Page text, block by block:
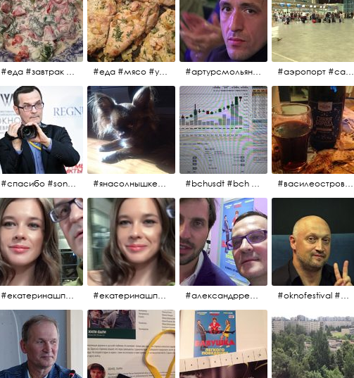
#еда #завтрак #витамины #помидоры #укроп #огурцы #сметана #салат #еда #мясо #утро #завтрак #едакакисточниквдохновения #артурсмольянинов @melnikovadsh #artursmolyaninov #аэропорт #санктпетербург #пулково #мореморе #моремолнцепесок #дваночи
#спасибо #sony #nikon #oknofestivsl @alex_kurov #aplgallery #янасолнышкележу #янасолнышкогляжу #чихуахуа #bchusdt #bch #usdt #sell #buy #exchange #markets #bitcoincash #cryptocurrency #pump #василеостровское #синяяборода #пиво #пивовобла #вобла #рыба
#екатеринашпица #шпица @ekaterinashpitsa #екатеринашпица #шпица @ekaterinashpitsa #александрревва #ревва #артурпирожков #бабушкалегкогоповедения @arthurpirozhkov #oknofestival #gosha #гошакуценко